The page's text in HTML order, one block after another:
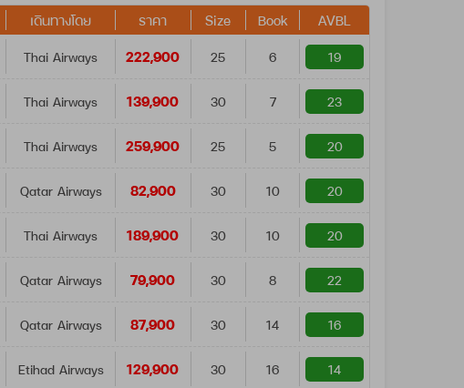
เดินทางโดย ราคา Size Book AVBL
Thai Airways 222,900 25 6 19
Thai Airways 139,900 30 7 23
Thai Airways 259,900 25 5 20
Qatar Airways 82,900 30 10 20
Thai Airways 189,900 30 10 20
Qatar Airways 79,900 30 8 22
Qatar Airways 87,900 30 14 16
Etihad Airways 129,900 30 16 14